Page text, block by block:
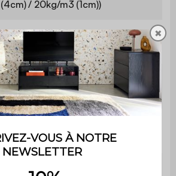
(4cm) / 20kg/m3 (1cm))
45 cm
50 cm
110 kg
Intérieur
✖